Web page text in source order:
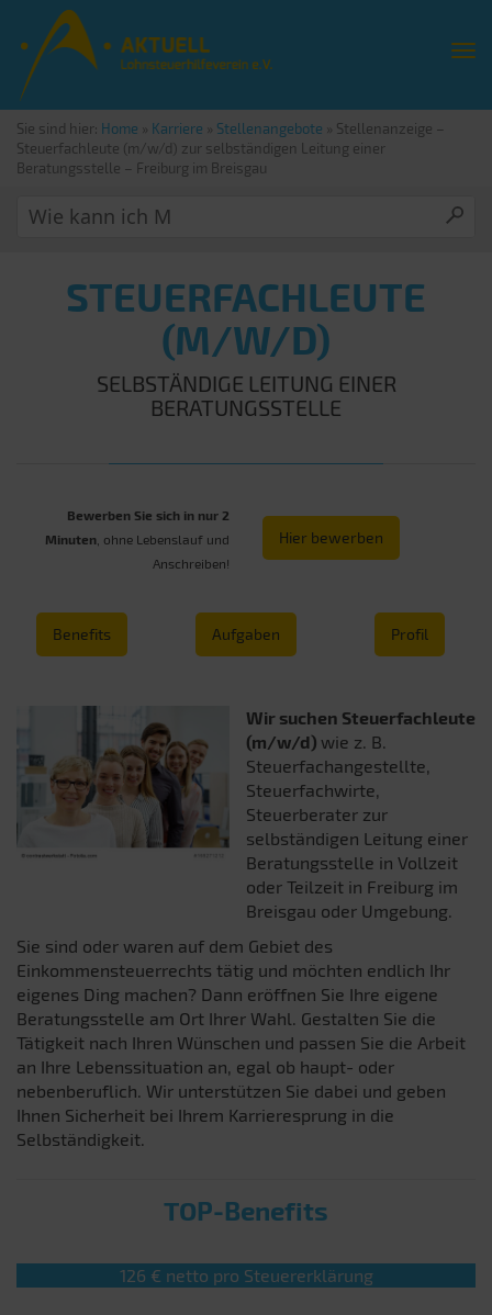
Sie sind hier: Home » Karriere » Stellenangebote » Stellenanzeige –
Steuerfachleute (m/w/d) zur selbständigen Leitung einer
Beratungsstelle – Freiburg im Breisgau
STEUERFACHLEUTE
(M/W/D)
SELBSTÄNDIGE LEITUNG EINER
BERATUNGSSTELLE
Bewerben Sie sich in nur 2
Minuten , ohne Lebenslauf und
Anschreiben!
Hier bewerben
Benefits Aufgaben Profil
Wir suchen Steuerfachleute
(m/w/d) wie z. B.
Steuerfachangestellte,
Steuerfachwirte,
Steuerberater zur
selbständigen Leitung einer
Beratungsstelle in Vollzeit
oder Teilzeit in Freiburg im
Breisgau oder Umgebung.
Sie sind oder waren auf dem Gebiet des
Einkommensteuerrechts tätig und möchten endlich Ihr
eigenes Ding machen? Dann eröffnen Sie Ihre eigene
Beratungsstelle am Ort Ihrer Wahl. Gestalten Sie die
Tätigkeit nach Ihren Wünschen und passen Sie die Arbeit
an Ihre Lebenssituation an, egal ob haupt- oder
nebenberuflich. Wir unterstützen Sie dabei und geben
Ihnen Sicherheit bei Ihrem Karrieresprung in die
Selbständigkeit.
TOP-Benefits
126 € netto pro Steuererklärung